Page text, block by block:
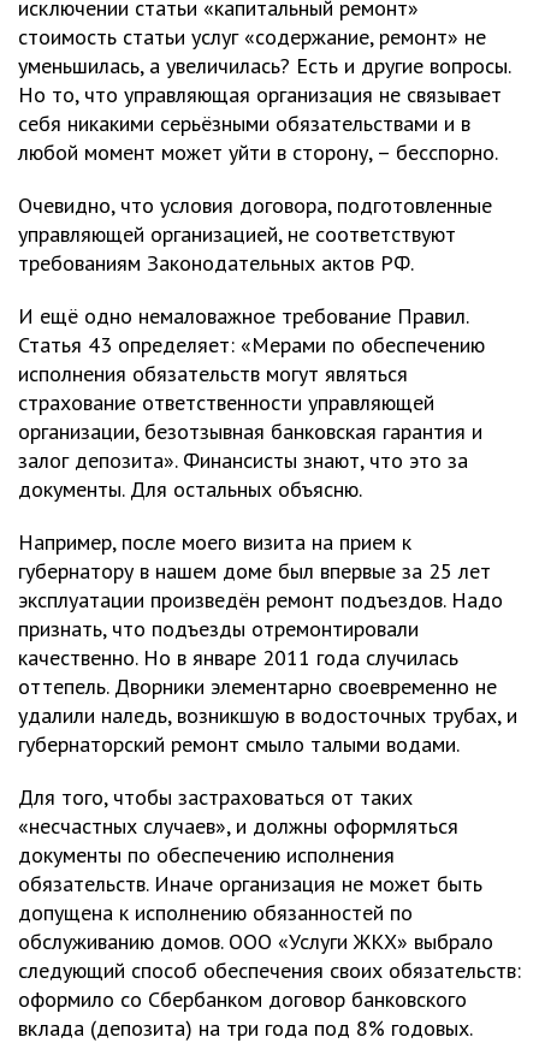
исключении статьи «капитальный ремонт»
стоимость статьи услуг «содержание, ремонт» не
уменьшилась, а увеличилась? Есть и другие вопросы.
Но то, что управляющая организация не связывает
себя никакими серьёзными обязательствами и в
любой момент может уйти в сторону, – бесспорно.
Очевидно, что условия договора, подготовленные
управляющей организацией, не соответствуют
требованиям Законодательных актов РФ.
И ещё одно немаловажное требование Правил.
Статья 43 определяет: «Мерами по обеспечению
исполнения обязательств могут являться
страхование ответственности управляющей
организации, безотзывная банковская гарантия и
залог депозита». Финансисты знают, что это за
документы. Для остальных объясню.
Например, после моего визита на прием к
губернатору в нашем доме был впервые за 25 лет
эксплуатации произведён ремонт подъездов. Надо
признать, что подъезды отремонтировали
качественно. Но в январе 2011 года случилась
оттепель. Дворники элементарно своевременно не
удалили наледь, возникшую в водосточных трубах, и
губернаторский ремонт смыло талыми водами.
Для того, чтобы застраховаться от таких
«несчастных случаев», и должны оформляться
документы по обеспечению исполнения
обязательств. Иначе организация не может быть
допущена к исполнению обязанностей по
обслуживанию домов. ООО «Услуги ЖКХ» выбрало
следующий способ обеспечения своих обязательств:
оформило со Сбербанком договор банковского
вклада (депозита) на три года под 8% годовых.